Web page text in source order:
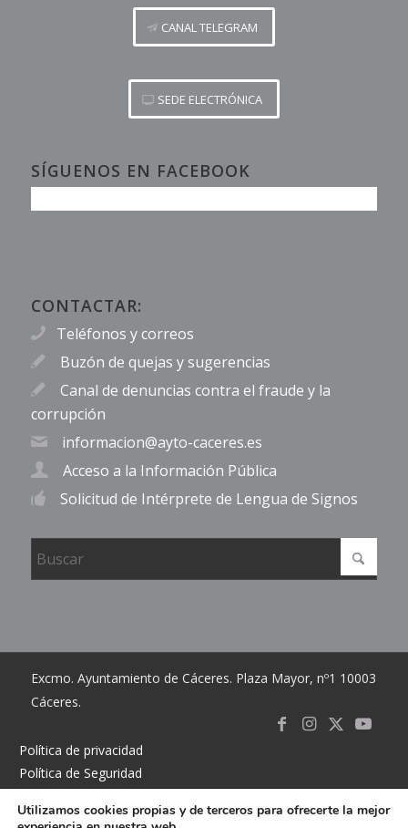
CANAL TELEGRAM
SEDE ELECTRÓNICA
SÍGUENOS EN FACEBOOK
CONTACTAR:
Teléfonos y correos
Buzón de quejas y sugerencias
Canal de denuncias contra el fraude y la
corrupción
informacion@ayto-caceres.es
Acceso a la Información Pública
Solicitud de Intérprete de Lengua de Signos
Excmo. Ayuntamiento de Cáceres. Plaza Mayor, nº1 10003
Cáceres.
Política de privacidad
Política de Seguridad
Accesibilidad
Utilizamos cookies propias y de terceros para ofrecerte la mejor